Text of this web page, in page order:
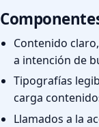
Contenido
a intención de
Tipografías
carga
Llamados a la